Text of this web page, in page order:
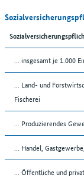
… insgesamt je 1.000
... Land- und
Fischerei
... Produzierendes
... Handel,
... Öffentliche und